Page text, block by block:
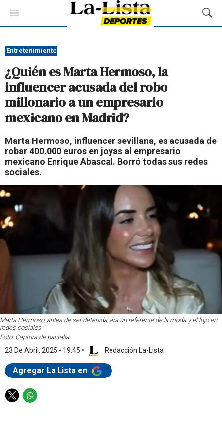
M
e
ú
M
o
e
a
Entretenimiento
¿Quién es Marta Hermoso, la
influencer acusada del robo
millonario a un empresario
mexicano en Madrid?
Marta Hermoso, influencer sevillana, es acusada de
robar 400.000 euros en joyas al empresario
mexicano Enrique Abascal. Borró todas sus redes
sociales.
Marta Hermoso, antes de ser detenida, era un referente de la moda y el lujo en
redes sociales.
Foto: Captura de pantalla
23 De Abril, 2025 - 19:45 • Redacción La-Lista
Agregar La Lista en
T
W